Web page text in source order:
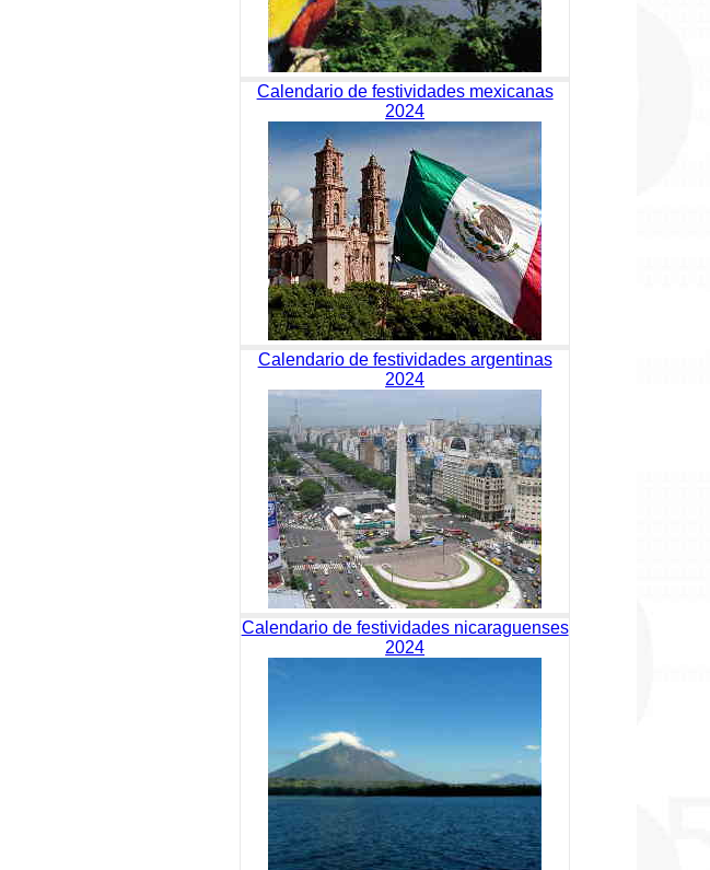
Calendario de festividades mexicanas
2024
Calendario de festividades argentinas
2024
Calendario de festividades nicaraguenses
2024